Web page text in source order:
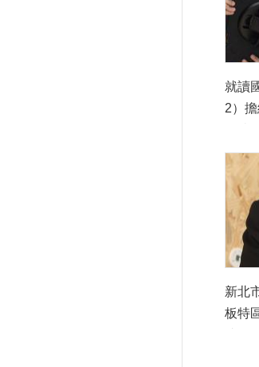
就讀
2）
李遠
（右
張雅
來館
探索
新北
板特